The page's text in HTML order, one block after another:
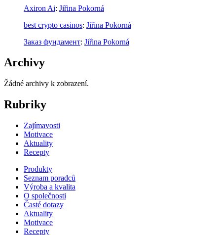
Axiron Ai: Jiřina Pokorná
best crypto casinos: Jiřina Pokorná
Заказ фундамент: Jiřina Pokorná
Archivy
Žádné archivy k zobrazení.
Rubriky
Zajímavosti
Motivace
Aktuality
Recepty
Produkty
Seznam poradců
Výroba a kvalita
O společnosti
Časté dotazy
Aktuality
Motivace
Recepty